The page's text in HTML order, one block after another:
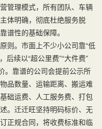
管理模式，所有团队、车辆
体明确，彻底杜绝服务脱
谱性的基础保障。
则。市面上不少小公司靠“低
后续以“超公里费”“大件费”
。靠谱的公司会提前公示所
品数量、运输距离、搬运难
础运费、人工服务费、打包
。迁迁旺坚持明码标价、无
正规合同，将收费标准和临